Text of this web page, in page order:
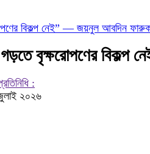
বিকল্প নেই” — জয়নুল আবদিন
বৃক্ষরোপণের
:
২০২৬